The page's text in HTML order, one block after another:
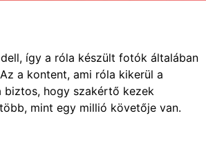
így a róla készült fotók általában
a kontent, ami róla kikerül a
biztos, hogy szakértő kezek
mint egy millió követője van.